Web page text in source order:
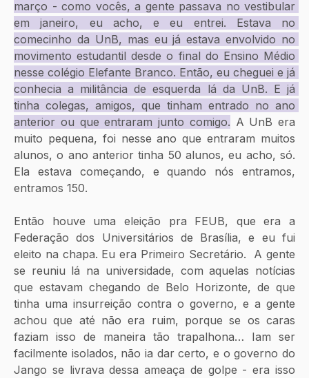
março - como vocês, a gente passava no vestibular
em janeiro, eu acho, e eu entrei. Estava no
comecinho da UnB, mas eu já estava envolvido no
movimento estudantil desde o final do Ensino Médio
nesse colégio Elefante Branco. Então, eu cheguei e já
conhecia a militância de esquerda lá da UnB. E já
tinha colegas, amigos, que tinham entrado no ano
anterior ou que entraram junto comigo. A UnB era
muito pequena, foi nesse ano que entraram muitos
alunos, o ano anterior tinha 50 alunos, eu acho, só.
Ela estava começando, e quando nós entramos,
entramos 150.
Então houve uma eleição pra FEUB, que era a
Federação dos Universitários de Brasília, e eu fui
eleito na chapa. Eu era Primeiro Secretário.  A gente
se reuniu lá na universidade, com aquelas notícias
que estavam chegando de Belo Horizonte, de que
tinha uma insurreição contra o governo, e a gente
achou que até não era ruim, porque se os caras
faziam isso de maneira tão trapalhona… Iam ser
facilmente isolados, não ia dar certo, e o governo do
Jango se livrava dessa ameaça de golpe - era isso